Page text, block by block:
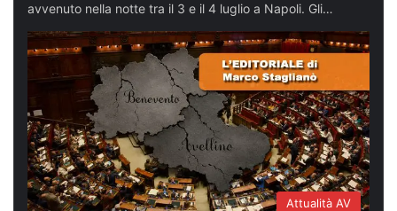
avvenuto nella notte tra il 3 e il 4 luglio a Napoli. Gli…
Attualità AV